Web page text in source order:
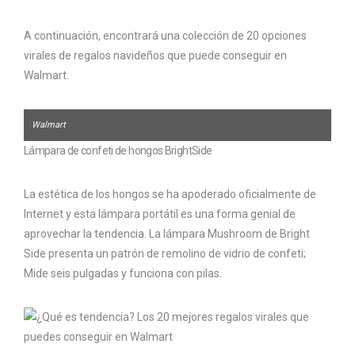
A continuación, encontrará una colección de 20 opciones
virales de regalos navideños que puede conseguir en
Walmart.
Walmart
Lámpara de confeti de hongos BrightSide
La estética de los hongos se ha apoderado oficialmente de
Internet y esta lámpara portátil es una forma genial de
aprovechar la tendencia. La lámpara Mushroom de Bright
Side presenta un patrón de remolino de vidrio de confeti;
Mide seis pulgadas y funciona con pilas.